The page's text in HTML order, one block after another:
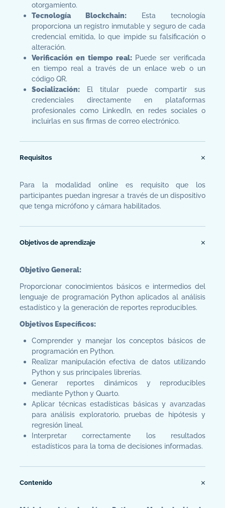
otorgamiento.
Tecnología Blockchain: Esta tecnología
proporciona un registro inmutable y seguro de cada
credencial emitida, lo que impide su falsificación o
alteración.
Verificación en tiempo real: Puede ser verificada
en tiempo real a través de un enlace web o un
código QR.
Socialización: El titular puede compartir sus
credenciales directamente en plataformas
profesionales como LinkedIn, en redes sociales o
incluirlas en sus firmas de correo electrónico.
Requisitos
Para la modalidad online es requisito que los
participantes puedan ingresar a través de un dispositivo
que tenga micrófono y cámara habilitados.
Objetivos de aprendizaje
Objetivo General:
Proporcionar conocimientos básicos e intermedios del
lenguaje de programación Python aplicados al análisis
estadístico y la generación de reportes reproducibles.
Objetivos Específicos:
Comprender y manejar los conceptos básicos de
programación en Python.
Realizar manipulación efectiva de datos utilizando
Python y sus principales librerías.
Generar reportes dinámicos y reproducibles
mediante Python y Quarto.
Aplicar técnicas estadísticas básicas y avanzadas
para análisis exploratorio, pruebas de hipótesis y
regresión lineal.
Interpretar correctamente los resultados
estadísticos para la toma de decisiones informadas.
Contenido